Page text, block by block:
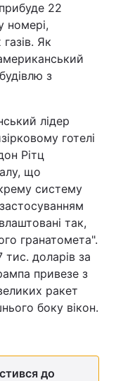
22
номері,
Як
з
лідер
готелі
Рітц
що
систему
так,
гранатомета".
доларів за
привезе з
ракет
боку вікон.
до